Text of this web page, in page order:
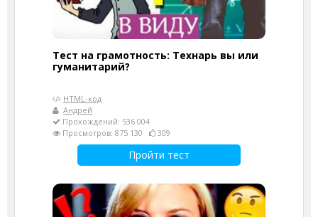
Тест на грамотность: Технарь вы или
гуманитарий?
HTML-код
Андрей
Прохождений: 536 004
Просмотров: 875 130
309
Пройти тест